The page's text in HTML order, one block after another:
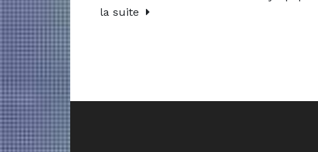
la suite